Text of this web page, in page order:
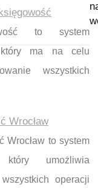
to system
który ma na celu
wszystkich
Wrocław
Wrocław to system
który umożliwia
operacji